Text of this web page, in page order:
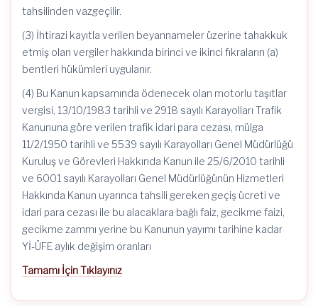
tahsilinden vazgeçilir.
(3) İhtirazi kayıtla verilen beyannameler üzerine tahakkuk
etmiş olan vergiler hakkında birinci ve ikinci fıkraların (a)
bentleri hükümleri uygulanır.
(4) Bu Kanun kapsamında ödenecek olan motorlu taşıtlar
vergisi, 13/10/1983 tarihli ve 2918 sayılı Karayolları Trafik
Kanununa göre verilen trafik idari para cezası, mülga
11/2/1950 tarihli ve 5539 sayılı Karayolları Genel Müdürlüğü
Kuruluş ve Görevleri Hakkında Kanun ile 25/6/2010 tarihli
ve 6001 sayılı Karayolları Genel Müdürlüğünün Hizmetleri
Hakkında Kanun uyarınca tahsili gereken geçiş ücreti ve
idari para cezası ile bu alacaklara bağlı faiz, gecikme faizi,
gecikme zammı yerine bu Kanunun yayımı tarihine kadar
Yİ-ÜFE aylık değişim oranları
Tamamı İçin Tıklayınız